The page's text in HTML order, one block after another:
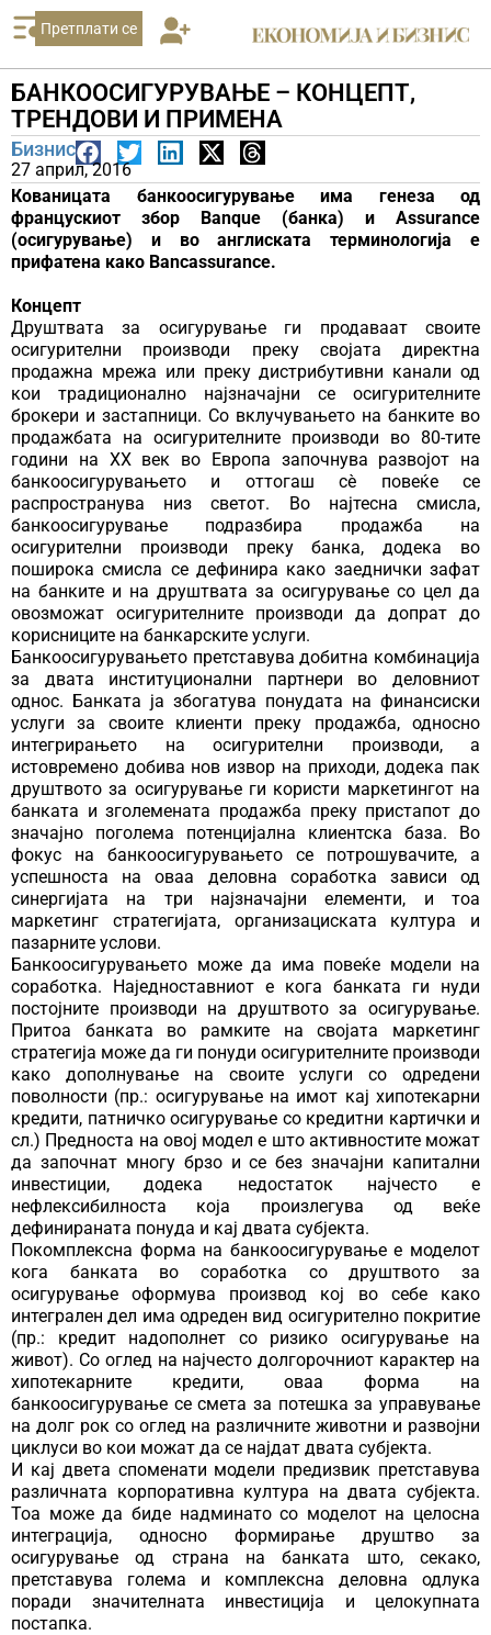
Претплати се
БАНКООСИГУРУВАЊЕ – КОНЦЕПТ,
ТРЕНДОВИ И ПРИМЕНА
Бизнис
27 април, 2016
Кованицата банкоосигурување има генеза од
францускиот збор Banque (банка) и Assurance
(осигурување) и во англиската терминологија е
прифатена како Bancassurance.
Концепт
Друштвата за осигурување ги продаваат своите
осигурителни производи преку својата директна
продажна мрежа или преку дистрибутивни канали од
кои традиционално најзначајни се осигурителните
брокери и застапници. Со вклучувањето на банките во
продажбата на осигурителните производи во 80-тите
години на XX век во Европа започнува развојот на
банкоосигурувањето и оттогаш сè повеќе се
распространува низ светот. Во најтесна смисла,
банкоосигурување подразбира продажба на
осигурителни производи преку банка, додека во
поширока смисла се дефинира како заеднички зафат
на банките и на друштвата за осигурување со цел да
овозможат осигурителните производи да допрат до
корисниците на банкарските услуги.
Банкоосигурувањето претставува добитна комбинација
за двата институционални партнери во деловниот
однос. Банката ја збогатува понудата на финансиски
услуги за своите клиенти преку продажба, односно
интегрирањето на осигурителни производи, а
истовремено добива нов извор на приходи, додека пак
друштвото за осигурување ги користи маркетингот на
банката и зголемената продажба преку пристапот до
значајно поголема потенцијална клиентска база. Во
фокус на банкоосигурувањето се потрошувачите, а
успешноста на оваа деловна соработка зависи од
синергијата на три најзначајни елементи, и тоа
маркетинг стратегијата, организациската култура и
пазарните услови.
Банкоосигурувањето може да има повеќе модели на
соработка. Наједноставниот е кога банката ги нуди
постојните производи на друштвото за осигурување.
Притоа банката во рамките на својата маркетинг
стратегија може да ги понуди осигурителните производи
како дополнување на своите услуги со одредени
поволности (пр.: осигурување на имот кај хипотекарни
кредити, патничко осигурување со кредитни картички и
сл.) Предноста на овој модел е што активностите можат
да започнат многу брзо и се без значајни капитални
инвестиции, додека недостаток најчесто е
нефлексибилноста која произлегува од веќе
дефинираната понуда и кај двата субјекта.
Покомплексна форма на банкоосигурување е моделот
кога банката во соработка со друштвото за
осигурување оформува производ кој во себе како
интегрален дел има одреден вид осигурително покритие
(пр.: кредит надополнет со ризико осигурување на
живот). Со оглед на најчесто долгорочниот карактер на
хипотекарните кредити, оваа форма на
банкоосигурување се смета за потешка за управување
на долг рок со оглед на различните животни и развојни
циклуси во кои можат да се најдат двата субјекта.
И кај двета споменати модели предизвик претставува
различната корпоративна култура на двата субјекта.
Тоа може да биде надминато со моделот на целосна
интеграција, односно формирање друштво за
осигурување од страна на банката што, секако,
претставува голема и комплексна деловна одлука
поради значителната инвестиција и целокупната
постапка.